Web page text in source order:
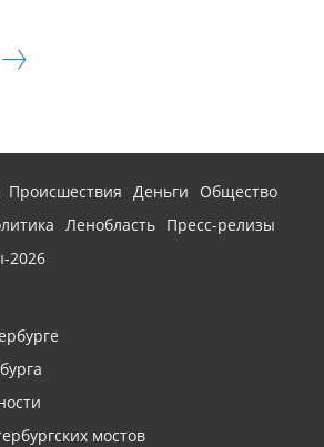
Происшествия Деньги
Общество
Ленобласть Пресс-релизы
2026
мостов